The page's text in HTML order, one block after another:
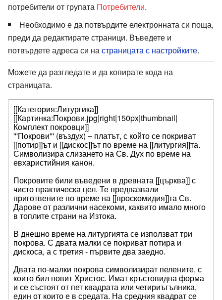
потребители от групата Потребители.
Необходимо е да потвърдите електронната си поща,
преди да редактирате страници. Въведете и
потвърдете адреса си на страницата с настройките.
Можете да разгледате и да копирате кодa на
страницата.